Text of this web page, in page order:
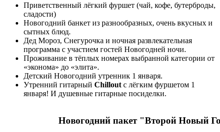
Приветственный лёгкий фуршет (чай, кофе, бутерброды,
сладости)
Новогодний банкет из разнообразных, очень вкусных и
сытных блюд.
Дед Мороз, Снегурочка и ночная развлекательная
программа с участием гостей Новогодней ночи.
Проживание в тёплых номерах выбранной категории от
«эконома» до «элита».
Детский Новогодний утренник 1 января.
Утренний гитарный Chillout с лёгким фуршетом 1
января! И душевные гитарные посиделки.
Новогодний пакет "Второй Новый